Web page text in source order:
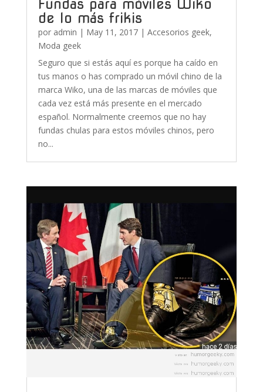
Fundas para móviles Wiko
de lo más frikis
por admin | May 11, 2017| Accesorios geek,
Moda geek
Seguro que si estás aquí es porque ha caído en
tus manos o has comprado un móvil chino de la
marca Wiko, una de las marcas de móviles que
cada vez está más presente en el mercado
español. Normalmente creemos que no hay
fundas chulas para estos móviles chinos, pero
no...